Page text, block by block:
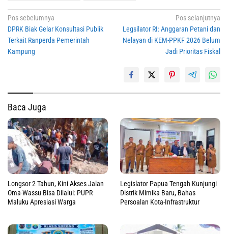
Navigasi
pos
Pos sebelumnya
DPRK Biak Gelar Konsultasi Publik
Terkait Ranperda Pemerintah
Kampung
Pos selanjutnya
Legsilator RI: Anggaran Petani dan
Nelayan di KEM-PPKF 2026 Belum
Jadi Prioritas Fiskal
Baca Juga
Longsor 2 Tahun, Kini Akses Jalan
Oma-Wassu Bisa Dilalui: PUPR
Maluku Apresiasi Warga
Legislator Papua Tengah Kunjungi
Distrik Mimika Baru, Bahas
Persoalan Kota-Infrastruktur